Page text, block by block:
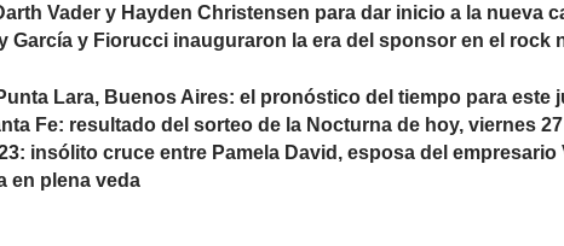
Vader y Hayden Christensen para dar inicio a la nueva
García y Fiorucci inauguraron la era del sponsor en el rock
Lara, Buenos Aires: el pronóstico del tiempo para este
Fe: resultado del sorteo de la Nocturna de hoy, viernes
insólito cruce entre Pamela David, esposa del empresario
en plena veda